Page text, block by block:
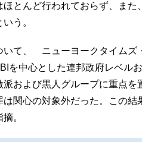
ほとんど行われておらず、ま
う。
て、 ニューヨークタイムズ
を中心とした連邦政府レベル
派および黒人グループに重点
は関心の対象外だった。この
。